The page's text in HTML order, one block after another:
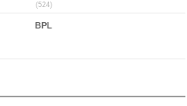
(524)
BPL